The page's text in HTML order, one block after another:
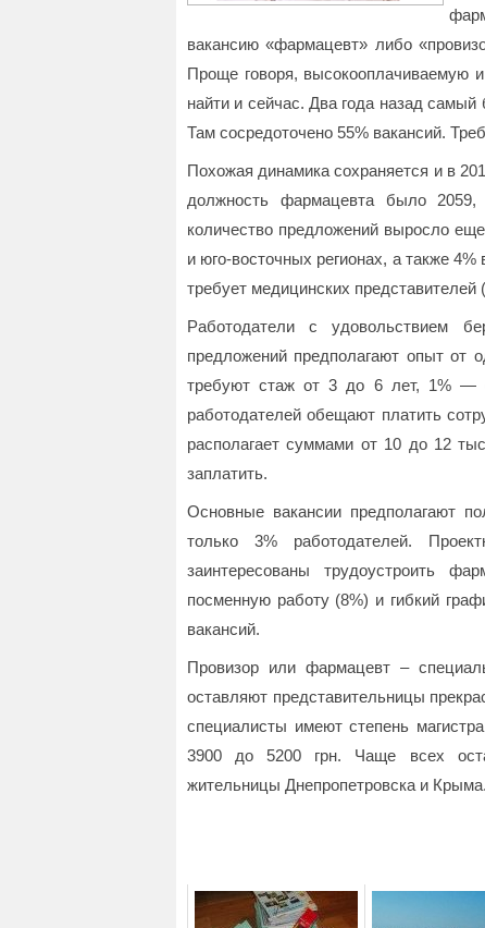
вакансию «фармацевт» либо
Проще говоря, высокооплачиваемую
найти и сейчас. Два года назад
Там сосредоточено 55% вакансий.
Похожая динамика сохраняется и в
должность фармацевта было
количество предложений выросло
и юго-восточных регионах, а также
требует медицинских представителей
Работодатели с удовольствием
предложений предполагают опыт
требуют стаж от 3 до 6 лет, 1% —
работодателей обещают платить
располагает суммами от 10 до 12
заплатить.
Основные вакансии предполагают
только 3% работодателей.
заинтересованы трудоустроить
посменную работу (8%) и гибкий
вакансий.
Провизор или фармацевт –
оставляют представительницы
специалисты имеют степень
3900 до 5200 грн. Чаще всех
жительницы Днепропетровска и Крыма.